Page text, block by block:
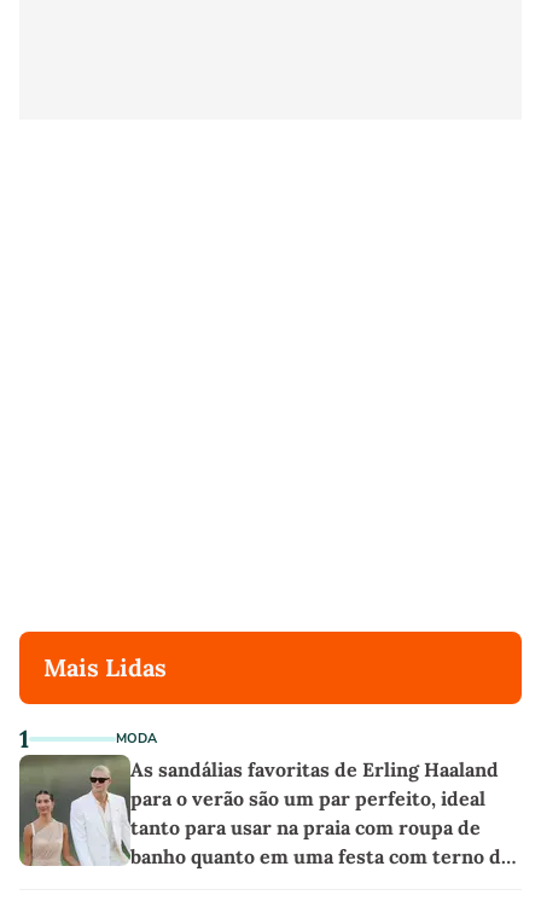
Mais Lidas
1 MODA
As sandálias favoritas de Erling Haaland
para o verão são um par perfeito, ideal
tanto para usar na praia com roupa de
banho quanto em uma festa com terno de